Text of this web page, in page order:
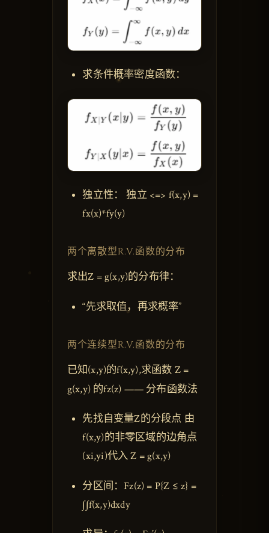
求条件概率密度函数：
独立性： 独立 <=> f(x,y) =
fx(x)*fy(y)
两个离散型R.V.函数的分布
求出Z = g(x,y)的分布律：
“先求取值，再求概率”
两个连续型R.V.函数的分布
已知(x,y)的f(x,y),求函数 Z =
g(x,y) 的fz(z) —— 分布函数法
先找自变量Z的分段点 由
f(x,y)的非零区域的边角点
(xi,yi)代入 Z = g(x,y)
分区间：Fz(z) = P{Z ≤ z} =
∫∫f(x,y)dxdy